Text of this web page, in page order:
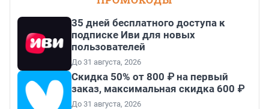
35 дней бесплатного доступа к
подписке Иви для новых
пользователей
До 31 августа, 2026
Скидка 50% от 800 ₽ на первый
заказ, максимальная скидка 600 ₽
До 31 августа, 2026